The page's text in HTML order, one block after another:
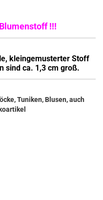
!!!
kleingemusterter Stoff
sind ca. 1,3 cm groß.
Tuniken, Blusen, auch